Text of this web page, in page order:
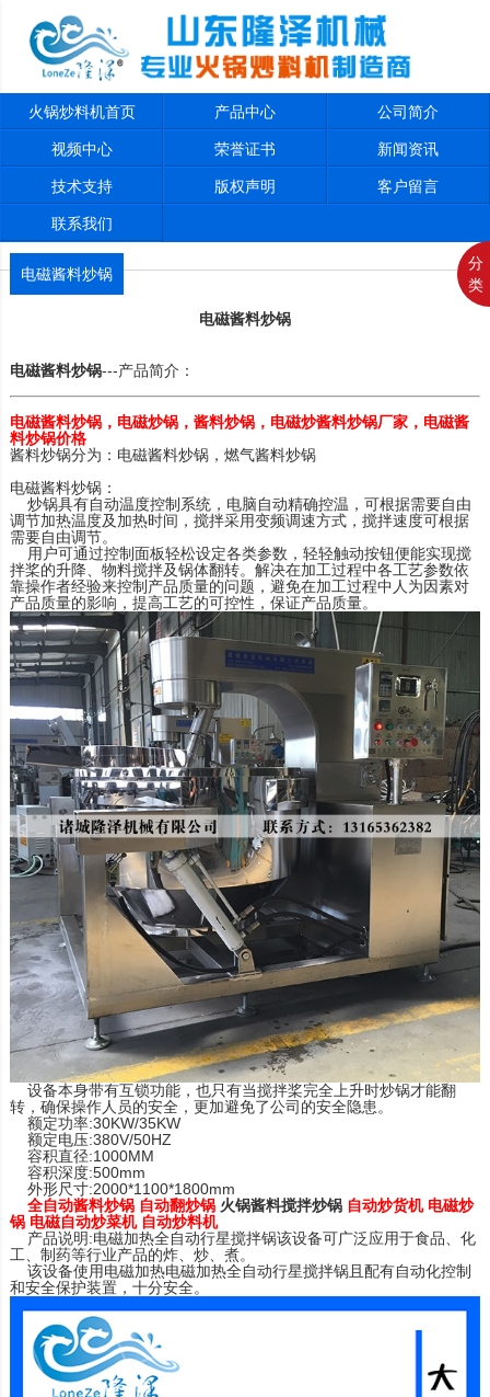
火锅炒料机首页 产品中心 公司简介
视频中心 荣誉证书 新闻资讯
技术支持 版权声明 客户留言
联系我们
电磁酱料炒锅
分
类
电磁酱料炒锅
电磁酱料炒锅---产品简介：
电磁酱料炒锅，电磁炒锅，酱料炒锅，电磁炒酱料炒锅厂家，电磁酱
料炒锅价格
酱料炒锅分为：电磁酱料炒锅， 燃气酱料炒锅
电磁酱料炒锅：
炒锅具有自动温度控制系统，电脑自动精确控温，可根据需要自由
调节加热温度及加热时间，搅拌采用变频调速方式，搅拌速度可根据
需要自由调节。
用户可通过控制面板轻松设定各类参数，轻轻触动按钮便能实现搅
拌桨的升降、物料搅拌及锅体翻转。解决在加工过程中各工艺参数依
靠操作者经验来控制产品质量的问题，避免在加工过程中人为因素对
产品质量的影响，提高工艺的可控性，保证产品质量。
设备本身带有互锁功能，也只有当搅拌桨完全上升时炒锅才能翻
转，确保操作人员的安全，更加避免了公司的安全隐患。
额定功率:30KW/35KW
额定电压:380V/50HZ
容积直径:1000MM
容积深度:500mm
外形尺寸:2000*1100*1800mm
全自动酱料炒锅 自动翻炒锅 火锅酱料搅拌炒锅自动炒货机 电磁炒
锅 电磁自动炒菜机 自动炒料机
产品说明:电磁加热全自动行星搅拌锅该设备可广泛应用于食品、化
工、制药等行业产品的炸、炒、煮。
该设备使用电磁加热电磁加热全自动行星搅拌锅且配有自动化控制
和安全保护装置，十分安全。